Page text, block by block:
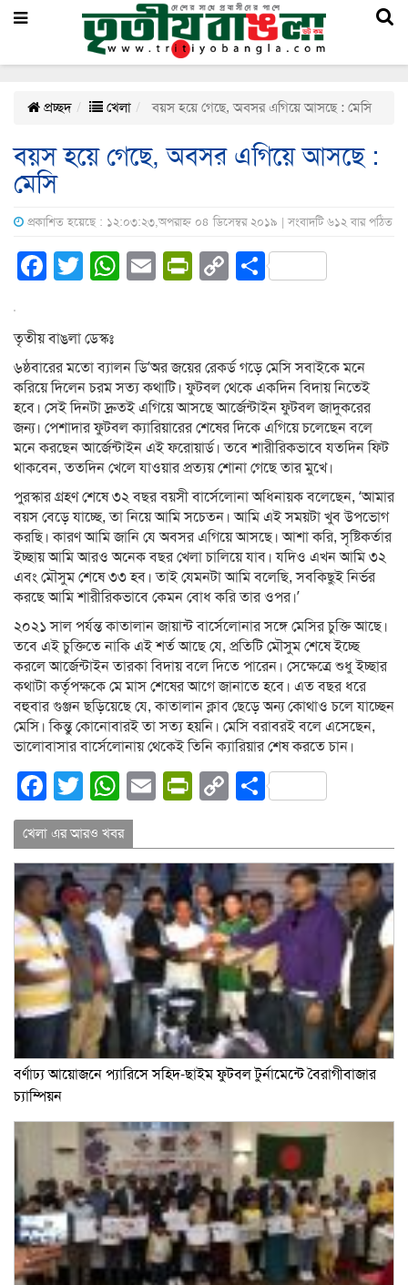
প্রচ্ছদ খেলা বয়স হয়ে গেছে, অবসর এগিয়ে আসছে : মেসি
বয়স হয়ে গেছে, অবসর এগিয়ে আসছে :
মেসি
প্রকাশিত হয়েছে : ১২:০৩:২৩,অপরাহ্ন ০৪ ডিসেম্বর ২০১৯ | সংবাদটি ৬১২ বার পঠিত
Facebook
Twitter
WhatsApp
EmailPrintFriendly
CopyShare
তৃতীয় বাঙলা ডেস্কঃ
৬ষ্ঠবারের মতো ব্যালন ডি’অর জয়ের রেকর্ড গড়ে মেসি সবাইকে মনে
করিয়ে দিলেন চরম সত্য কথাটি। ফুটবল থেকে একদিন বিদায় নিতেই
হবে। সেই দিনটা দ্রুতই এগিয়ে আসছে আর্জেন্টাইন ফুটবল জাদুকরের
জন্য। পেশাদার ফুটবল ক্যারিয়ারের শেষের দিকে এগিয়ে চলেছেন বলে
মনে করছেন আর্জেন্টাইন এই ফরোয়ার্ড। তবে শারীরিকভাবে যতদিন ফিট
থাকবেন, ততদিন খেলে যাওয়ার প্রত্যয় শোনা গেছে তার মুখে।
পুরস্কার গ্রহণ শেষে ৩২ বছর বয়সী বার্সেলোনা অধিনায়ক বলেছেন, ‘আমার
বয়স বেড়ে যাচ্ছে, তা নিয়ে আমি সচেতন। আমি এই সময়টা খুব উপভোগ
করছি। কারণ আমি জানি যে অবসর এগিয়ে আসছে। আশা করি, সৃষ্টিকর্তার
ইচ্ছায় আমি আরও অনেক বছর খেলা চালিয়ে যাব। যদিও এখন আমি ৩২
এবং মৌসুম শেষে ৩৩ হব। তাই যেমনটা আমি বলেছি, সবকিছুই নির্ভর
করছে আমি শারীরিকভাবে কেমন বোধ করি তার ওপর।’
২০২১ সাল পর্যন্ত কাতালান জায়ান্ট বার্সেলোনার সঙ্গে মেসির চুক্তি আছে।
তবে এই চুক্তিতে নাকি এই শর্ত আছে যে, প্রতিটি মৌসুম শেষে ইচ্ছে
করলে আর্জেন্টাইন তারকা বিদায় বলে দিতে পারেন। সেক্ষেত্রে শুধু ইচ্ছার
কথাটা কর্তৃপক্ষকে মে মাস শেষের আগে জানাতে হবে। এত বছর ধরে
বহুবার গুঞ্জন ছড়িয়েছে যে, কাতালান ক্লাব ছেড়ে অন্য কোথাও চলে যাচ্ছেন
মেসি। কিন্তু কোনোবারই তা সত্য হয়নি। মেসি বরাবরই বলে এসেছেন,
ভালোবাসার বার্সেলোনায় থেকেই তিনি ক্যারিয়ার শেষ করতে চান।
Facebook
Twitter
WhatsApp
EmailPrintFriendly
CopyShare
খেলা এর আরও খবর
বর্ণাঢ্য আয়োজনে প্যারিসে সহিদ-ছাইম ফুটবল টুর্নামেন্টে বৈরাগীবাজার
চ্যাম্পিয়ন